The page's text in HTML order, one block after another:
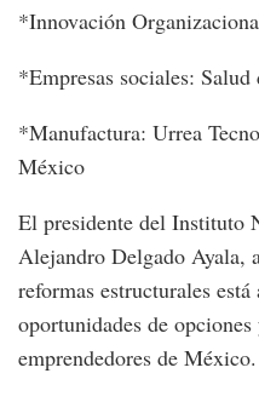
*Innovación
*Empresas sociales:
*Manufactura: Urrea
México
El presidente del Instituto
Alejandro Delgado Ayala,
reformas estructurales
oportunidades de
emprendedores de México.